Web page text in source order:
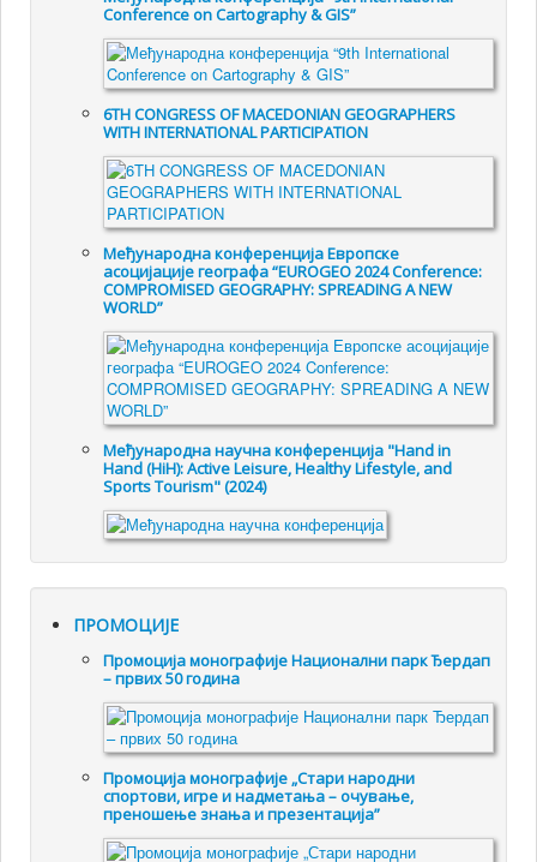
Conference on Cartography & GIS”
6TH CONGRESS OF MACEDONIAN GEOGRAPHERS
WITH INTERNATIONAL PARTICIPATION
Међународна конференција Европске
асоцијације географа “EUROGEO 2024 Conference:
COMPROMISED GEOGRAPHY: SPREADING A NEW
WORLD”
Међународна научна конференција "Hand in
Hand (HiH): Active Leisure, Healthy Lifestyle, and
Sports Tourism" (2024)
ПРОМОЦИЈЕ
Промоцијa монографије Национални парк Ђердап
– првих 50 година
Промоцијa монографије „Стари народни
спортови, игре и надметања – очување,
преношење знања и презентација”